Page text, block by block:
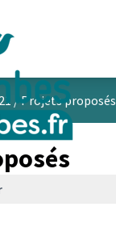
/Projets proposés